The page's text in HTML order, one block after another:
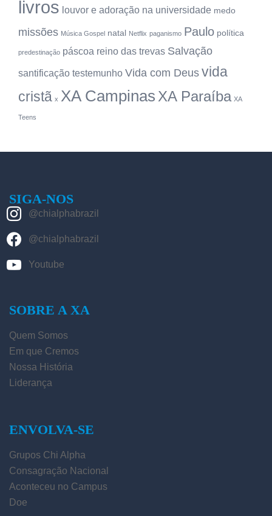
livros louvor e adoração na universidade medo
missões Música Gospel natal Netflix paganismo Paulo política
predestinação páscoa reino das trevas Salvação
santificação testemunho Vida com Deusvida
cristã x XA Campinas XA Paraíba XA
Teens
SIGA-NOS
@chialphabrazil
@chialphabrazil
Youtube
SOBRE A XA
Quem Somos
Em que Cremos
Nossa História
Liderança
ENVOLVA-SE
Grupos Chi Alpha
Consagração Nacional
Aconteceu no Campus
Doe